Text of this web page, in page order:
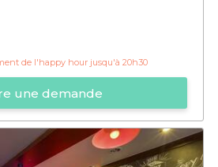
de l'happy hour jusqu'à 20h30
une demande